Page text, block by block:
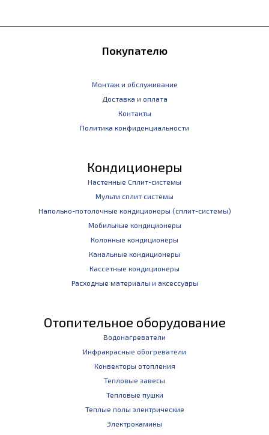
Покупателю
Монтаж и обслуживание
Доставка и оплата
Контакты
Политика конфиденциальности
Кондиционеры
Настенные Сплит-системы
Мульти сплит системы
Напольно-потолочные кондиционеры (сплит-системы)
Мобильные кондиционеры
Колонные кондиционеры
Канальные кондиционеры
Кассетные кондиционеры
Расходные материалы и аксессуары
Отопительное оборудование
Водонагреватели
Инфракрасные обогреватели
Конвекторы отопления
Тепловые завесы
Тепловые пушки
Теплые полы электрические
Электрокамины